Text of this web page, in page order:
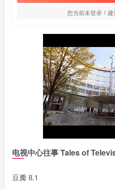
您当前未登录！
电视中心往事 Tales of
豆瓣 8.1